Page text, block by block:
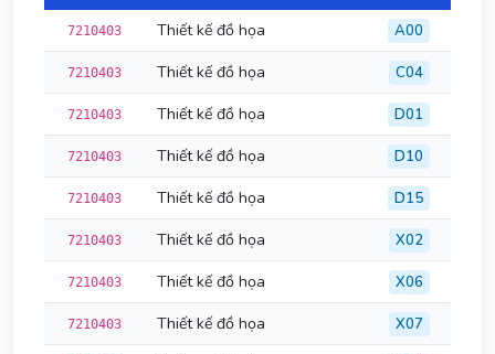
7210403 Thiết kế đồ họa A00
7210403 Thiết kế đồ họa C04
7210403 Thiết kế đồ họa D01
7210403 Thiết kế đồ họa D10
7210403 Thiết kế đồ họa D15
7210403 Thiết kế đồ họa X02
7210403 Thiết kế đồ họa X06
7210403 Thiết kế đồ họa X07